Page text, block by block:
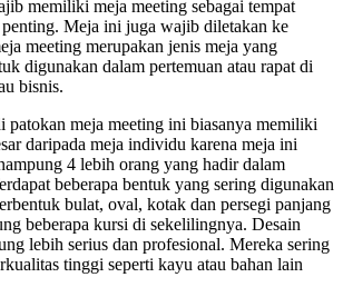
memiliki meja meeting sebagai tempat
Meja ini juga wajib diletakan ke
meeting merupakan jenis meja yang
digunakan dalam pertemuan atau rapat di
bisnis.
patokan meja meeting ini biasanya memiliki
daripada meja individu karena meja ini
4 lebih orang yang hadir dalam
beberapa bentuk yang sering digunakan
bulat, oval, kotak dan persegi panjang
beberapa kursi di sekelilingnya. Desain
lebih serius dan profesional. Mereka sering
tinggi seperti kayu atau bahan lain